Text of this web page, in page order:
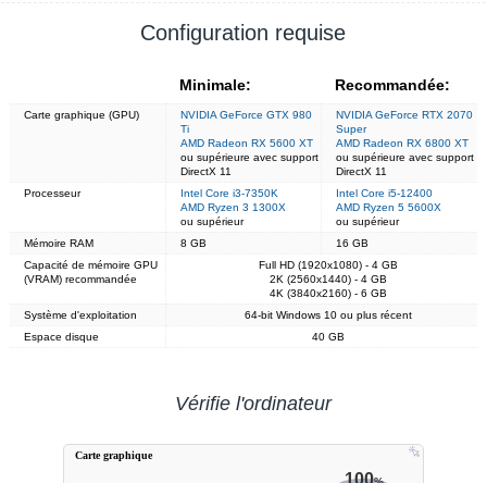
Configuration requise
Minimale: Recommandée:
Carte graphique (GPU)
NVIDIA GeForce GTX 980
Ti
AMD Radeon RX 5600 XT
ou supérieure avec support
DirectX 11
NVIDIA GeForce RTX 2070
Super
AMD Radeon RX 6800 XT
ou supérieure avec support
DirectX 11
Processeur
Intel Core i3-7350K
AMD Ryzen 3 1300X
ou supérieur
Intel Core i5-12400
AMD Ryzen 5 5600X
ou supérieur
Mémoire RAM
8 GB
16 GB
Capacité de mémoire GPU
(VRAM) recommandée
Full HD (1920x1080) - 4 GB
2K (2560x1440) - 4 GB
4K (3840x2160) - 6 GB
Système d'exploitation
64-bit Windows 10 ou plus récent
Espace disque
40 GB
Vérifie l'ordinateur
100
Carte graphique